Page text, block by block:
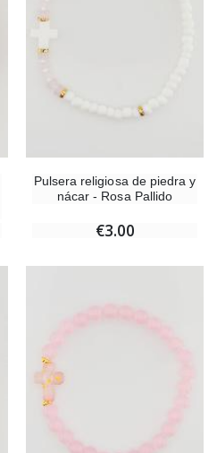
Pulsera religiosa de piedra y
nácar - Rosa Pallido
€3.00